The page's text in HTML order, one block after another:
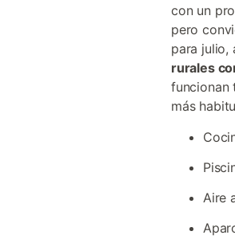
con un
pero
para julio,
rurales
funcionan
más
Aire